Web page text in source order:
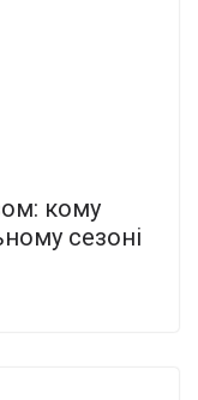
кому
сезоні